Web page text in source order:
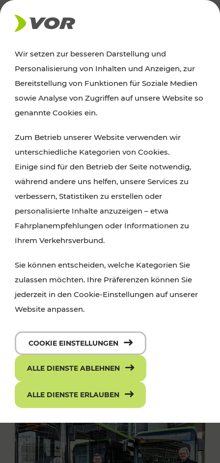
AKTUELLES
News
Alle wichtigen Meldungen zu Fahrplanänderungen,
finden Sie hier im Überblick.
Wir setzen zur besseren Darstellung und
Personalisierung von Inhalten und Anzeigen, zur
Bereitstellung von Funktionen für Soziale Medien
sowie Analyse von Zugriffen auf unsere Website so
genannte Cookies ein.
Zum Betrieb unserer Website verwenden wir
unterschiedliche Kategorien von Cookies.
Einige sind für den Betrieb der Seite notwendig,
während andere uns helfen, unsere Services zu
verbessern, Statistiken zu erstellen oder
personalisierte Inhalte anzuzeigen – etwa
Fahrplanempfehlungen oder Informationen zu
Ihrem Verkehrsverbund.
Sie können entscheiden, welche Kategorien Sie
zulassen möchten. Ihre Präferenzen können Sie
jederzeit in den Cookie-Einstellungen auf unserer
Website anpassen.
COOKIE EINSTELLUNGEN
ALLE DIENSTE ABLEHNEN
ALLE DIENSTE ERLAUBEN